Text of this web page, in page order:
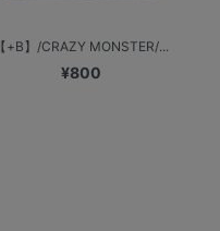
【+B】/CRAZY MONSTER/...
¥800